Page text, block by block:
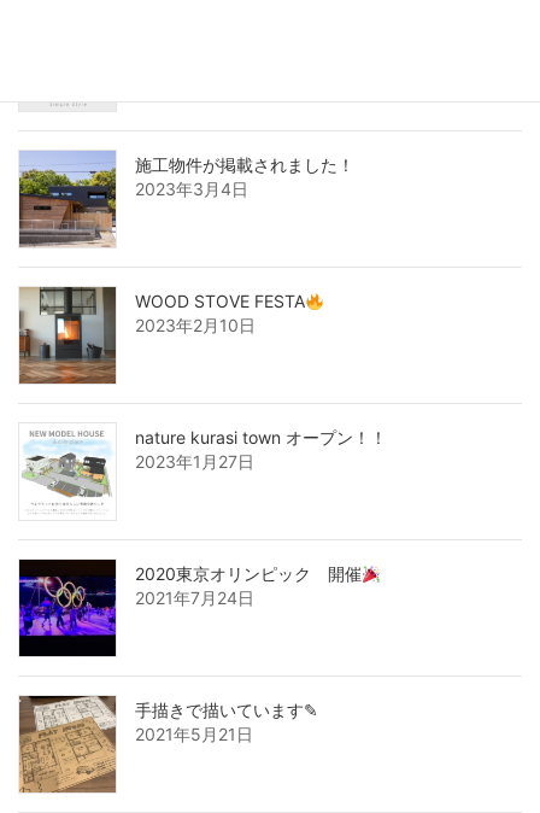
施工物件が掲載されました！
2023年3月4日
WOOD STOVE FESTA
2023年2月10日
nature kurasi town オープン！！
2023年1月27日
2020東京オリンピック 開催
2021年7月24日
手描きで描いています✎
2021年5月21日